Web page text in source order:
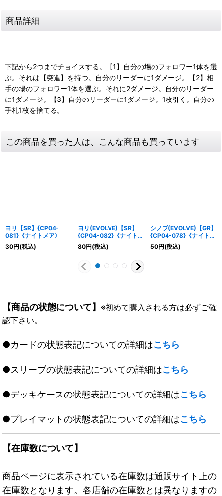
商品詳細
下記から2つまでチョイスする。【1】自分の場のフォロワー1体を選
ぶ。それは【突進】を持つ。自分のリーダーに1ダメージ。【2】相
手の場のフォロワー1体を選ぶ。それに2ダメージ。自分のリーダー
に1ダメージ。【3】自分のリーダーに1ダメージ。1枚引く。自分の
手札1枚を捨てる。
この商品を買った人は、こんな商品も買っています
ヨリ【SR】{CP04-
081}《ナイトメア》
30円(税込)
ヨリ(EVOLVE)【SR】
{CP04-082}《ナイトメ
ア》
80円(税込)
シノブ(EVOLVE)【GR】
{CP04-078}《ナイトメ
ア》
50円(税込)
【商品の状態について】 ※初めて購入される方は必ずご確
認下さい。
●カードの状態表記についての詳細はこちら
●スリーブの状態表記についての詳細はこちら
●デッキケースの状態表記についての詳細はこちら
●プレイマットの状態表記についての詳細はこちら
【在庫数について】
商品ページに表示されている在庫数は通販サイト上の
在庫数となります。各店舗の在庫数とは異なりますの